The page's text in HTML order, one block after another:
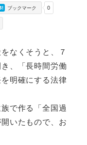
0
ブックマーク
なくそうと、７
、「長時間労働
明確にする法律
で作る「全国過
いたもので、お